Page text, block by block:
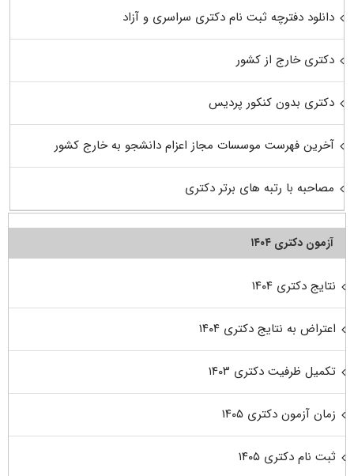
دانلود دفترچه ثبت نام دکتری سراسری و آزاد
دکتری خارج از کشور
دکتری بدون کنکور پردیس
آخرین فهرست موسسات مجاز اعزام دانشجو به خارج کشور
مصاحبه با رتبه های برتر دکتری
آزمون دکتری ۱۴۰۴
نتایج دکتری ۱۴۰۴
اعتراض به نتایج دکتری ۱۴۰۴
تکمیل ظرفیت دکتری ۱۴۰۳
زمان آزمون دکتری ۱۴۰۵
ثبت نام دکتری ۱۴۰۵